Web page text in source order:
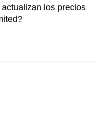
los precios